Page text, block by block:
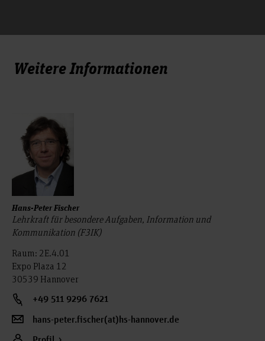
Weitere Informationen
Hans-Peter Fischer
Lehrkraft für besondere Aufgaben, Information und
Kommunikation (F3IK)
Raum: 2E.4.01
Expo Plaza 12
30539 Hannover
+49 511 9296 7621
hans-peter.fischer(at)hs-hannover.de